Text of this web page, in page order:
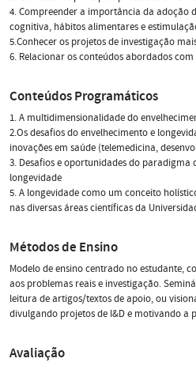
4. Compreender a importância da adoção
cognitiva, hábitos alimentares e
5.Conhecer os projetos de investigação
6. Relacionar os conteúdos abordados
Conteúdos Programáticos
1. A multidimensionalidade do
2.Os desafios do envelhecimento e
inovações em saúde (telemedicina,
3. Desafios e oportunidades do paradigma
longevidade
5. A longevidade como um conceito
nas diversas áreas científicas da
Métodos de Ensino
Modelo de ensino centrado no estudante,
aos problemas reais e investigação.
leitura de artigos/textos de apoio, ou
divulgando projetos de I&D e motivando a
Avaliação